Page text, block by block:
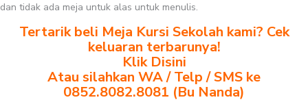
dan tidak ada meja untuk alas untuk menulis.
Tertarik beli Meja Kursi Sekolah kami? Cek
keluaran terbarunya!
Klik Disini
Atau silahkan WA / Telp / SMS ke
0852.8082.8081 (Bu Nanda)